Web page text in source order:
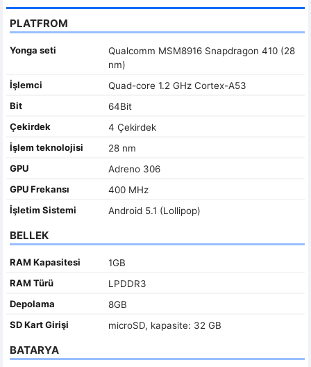
PLATFROM
Yonga seti
Qualcomm MSM8916 Snapdragon 410 (28
nm)
İşlemci
Quad-core 1.2 GHz Cortex-A53
Bit
64Bit
Çekirdek
4 Çekirdek
İşlem teknolojisi
28 nm
GPU
Adreno 306
GPU Frekansı
400 MHz
İşletim Sistemi
Android 5.1 (Lollipop)
BELLEK
RAM Kapasitesi
1GB
RAM Türü
LPDDR3
Depolama
8GB
SD Kart Girişi
microSD, kapasite: 32 GB
BATARYA